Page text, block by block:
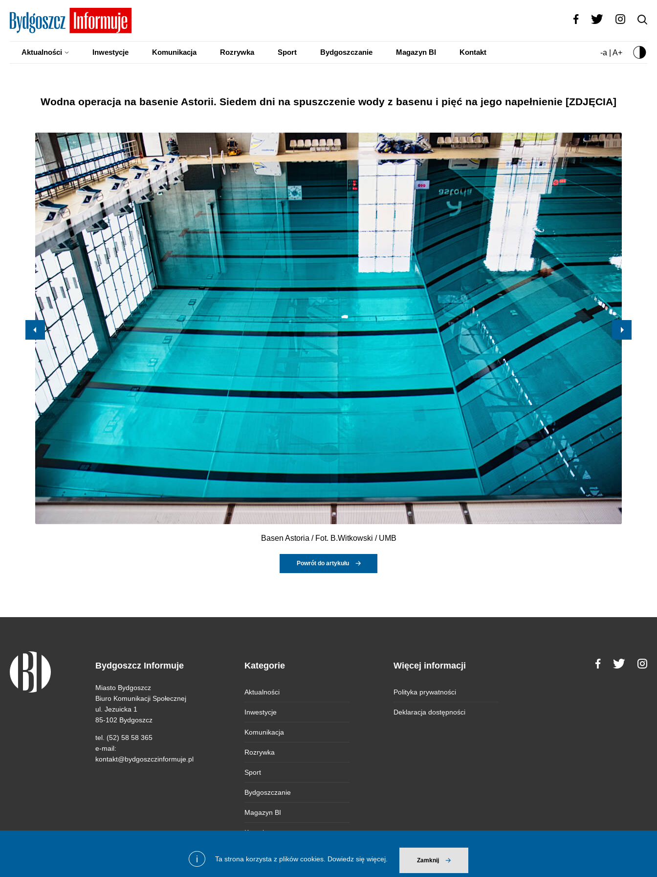
i Ta strona korzysta z plików cookies. Dowiedz się więcej. Zamknij
Aktualności Inwestycje Komunikacja Rozrywka Sport Bydgoszczanie Magazyn BI Kontakt -a | A+
Wodna operacja na basenie Astorii. Siedem dni na spuszczenie wody z basenu i pięć na jego napełnienie [ZDJĘCIA]
Basen Astoria / Fot. B.Witkowski / UMB
Powrót do artykułu
Bydgoszcz Informuje
Miasto Bydgoszcz
Biuro Komunikacji Społecznej
ul. Jezuicka 1
85-102 Bydgoszcz
tel. (52) 58 58 365
e-mail:
kontakt@bydgoszczinformuje.pl
Kategorie
Aktualności
Inwestycje
Komunikacja
Rozrywka
Sport
Bydgoszczanie
Magazyn BI
Kontakt
Więcej informacji
Polityka prywatności
Deklaracja dostępności